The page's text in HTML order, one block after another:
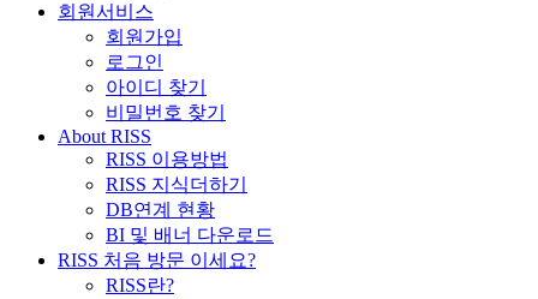
회원서비스
회원가입
로그인
아이디 찾기
비밀번호 찾기
About RISS
RISS 이용방법
RISS 지식더하기
DB연계 현황
BI 및 배너 다운로드
RISS 처음 방문 이세요?
RISS란?